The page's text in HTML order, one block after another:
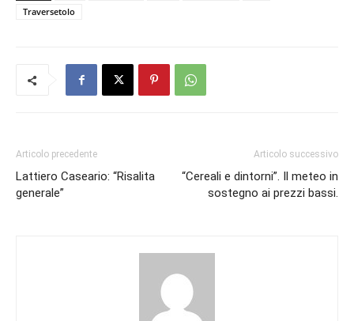
Traversetolo
Articolo precedente
Lattiero Caseario: “Risalita
generale”
Articolo successivo
“Cereali e dintorni”. Il meteo in
sostegno ai prezzi bassi.